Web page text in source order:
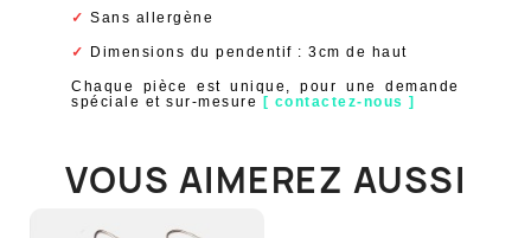
✓ Sans allergène
✓ Dimensions du pendentif : 3cm de haut
Chaque pièce est unique, pour une demande
spéciale et sur-mesure
[ contactez-nous ]
VOUS AIMEREZ AUSSI